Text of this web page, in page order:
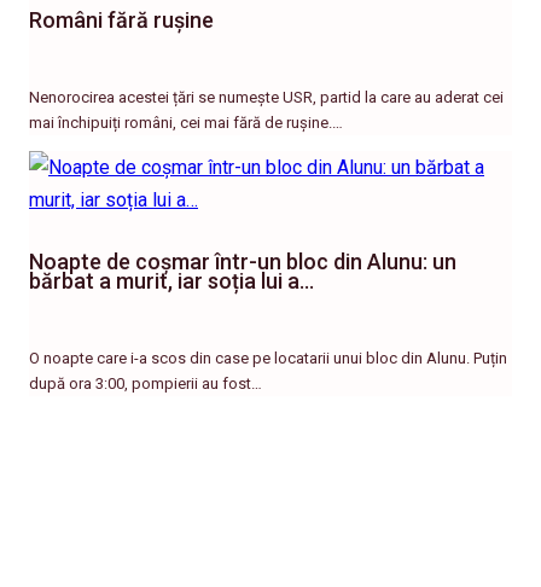
Români fără rușine
Nenorocirea acestei țări se numește USR, partid la care au aderat cei
mai închipuiți români, cei mai fără de rușine.…
Noapte de coșmar într-un bloc din Alunu: un
bărbat a murit, iar soția lui a…
O noapte care i-a scos din case pe locatarii unui bloc din Alunu. Puțin
după ora 3:00, pompierii au fost…